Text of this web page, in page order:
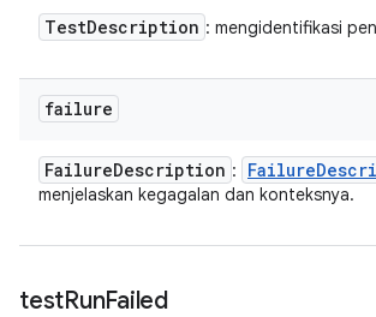
TestDescription : mengidentifikasi
failure
FailureDescription : Failure
menjelaskan kegagalan dan konteksnya.
testRunFailed